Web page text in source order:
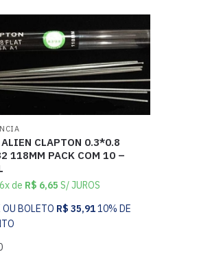
CLAPTON 0.3*0.8
118MM PACK COM 10 –
de R$ 6,65 S/ JUROS
OU BOLETO R$ 35,9110% DE